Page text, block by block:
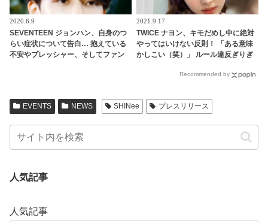
2020.6.9
SEVENTEEN ジョンハン、自身のつ
らい症状について告白… 抱えている
不安やプレッシャー、そしてファン
2021.9.17
TWICE ナヨン、キモだめし中に絶対
やってはいけない反則！ 「ある意味
かしこい（笑）」 ルール違反ぎりぎ
Recommended by
EVENTS NEWS SHINee プレスリリース
人気記事
人気記事